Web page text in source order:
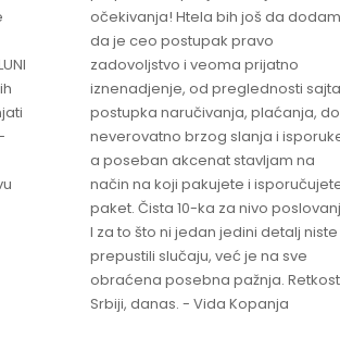
očekivanja! Htela bih još da dodam
da je ceo postupak pravo
zadovoljstvo i veoma prijatno
iznenadjenje, od preglednosti
postupka naručivanja, plaćanja, do
neverovatno brzog slanja i
a poseban akcenat stavljam na
način na koji pakujete i
paket. Čista 10-ka za nivo
I za to što ni jedan jedini detalj niste
prepustili slučaju, već je na sve
obraćena posebna pažnja.
Srbiji, danas. - Vida Kopanja